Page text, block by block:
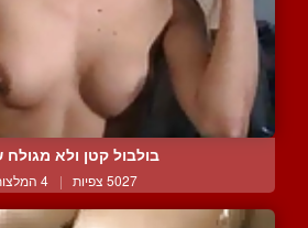
בולבול קטן ולא
5027 צפיות | 4 המלצות